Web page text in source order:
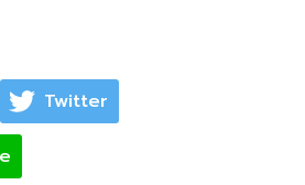
Twitter